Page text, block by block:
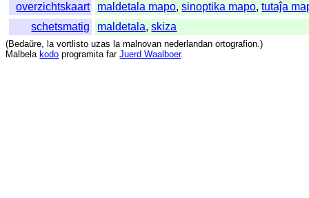
overzichtskaart
maldetala mapo,sinoptika mapo,tutaĵa
schetsmatig
maldetala,skiza
(Bedaŭre, la vortlisto uzas la malnovan nederlandan ortografion.)
Malbela kodo programita far Juerd Waalboer.